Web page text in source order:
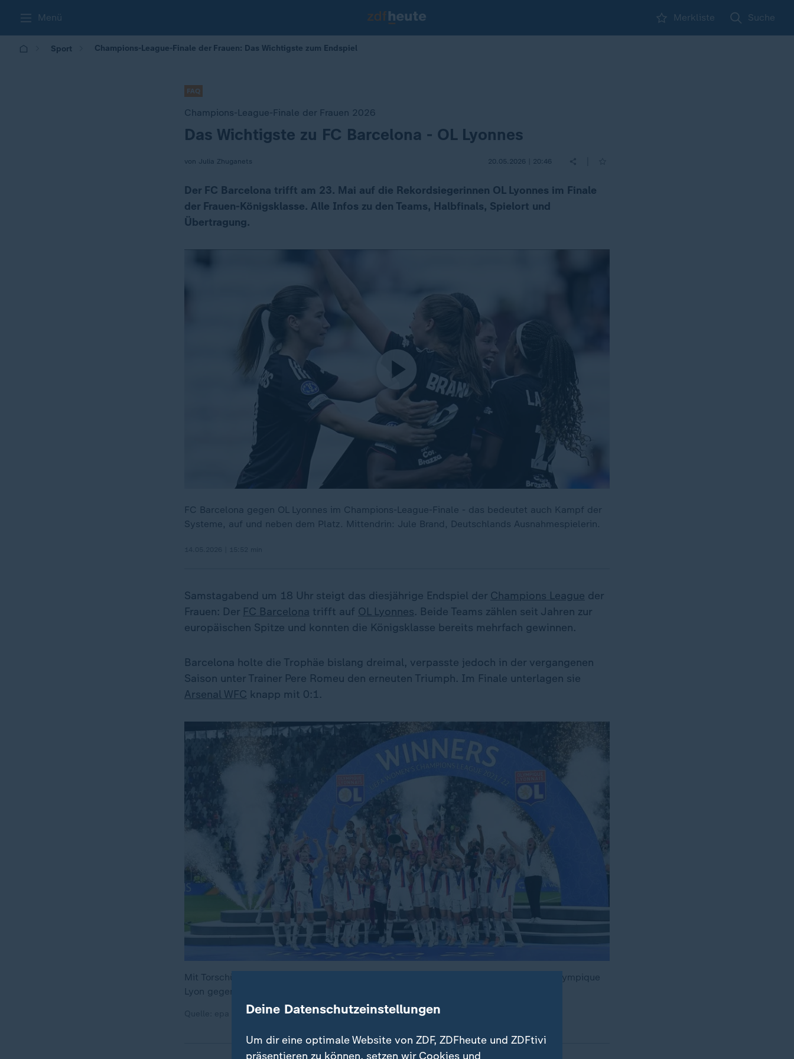
Menü Merkliste Suche
Sport Champions-League-Finale der Frauen: Das Wichtigste zum Endspiel
FAQ
Champions-League-Finale der Frauen 2026
:Das Wichtigste zu FC Barcelona - OL Lyonnes
von Julia Zhuganets 20.05.2026 | 20:46
Der FC Barcelona trifft am 23. Mai auf die Rekordsiegerinnen OL Lyonnes im Finale
der Frauen-Königsklasse. Alle Infos zu den Teams, Halbfinals, Spielort und
Übertragung.
FC Barcelona gegen OL Lyonnes im Champions-League-Finale - das bedeutet auch Kampf der
Systeme, auf und neben dem Platz. Mittendrin: Jule Brand, Deutschlands Ausnahmespielerin.
Samstagabend um 18 Uhr steigt das diesjährige Endspiel der Champions League der
Frauen: Der FC Barcelona trifft auf OL Lyonnes. Beide Teams zählen seit Jahren zur
europäischen Spitze und konnten die Königsklasse bereits mehrfach gewinnen.
Barcelona holte die Trophäe bislang dreimal, verpasste jedoch in der vergangenen
Saison unter Trainer Pere Romeu den erneuten Triumph. Im Finale unterlagen sie
Arsenal WFC knapp mit 0:1.
Mit Torschützerinnen Amandine Henry, Ada Hegerberg und Catarina Macario siegt Olympique
Lyon gegen den FC Barcelona im Champions League-Finale 2022.
Quelle: epa | ansa / di marco, alessandro
Deine Datenschutzeinstellungen
Um dir eine optimale Website von ZDF, ZDFheute und ZDFtivi
präsentieren zu können, setzen wir Cookies und